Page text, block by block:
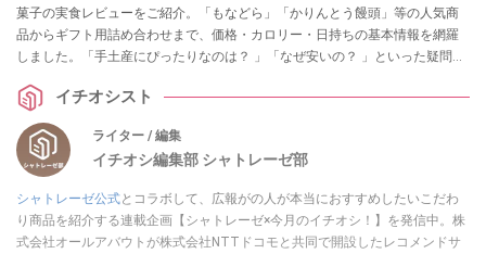
菓子の実食レビューをご紹介。「もなどら」「かりんとう饅頭」等の人気商
品からギフト用詰め合わせまで、価格・カロリー・日持ちの基本情報を網羅
しました。「手土産にぴったりなのは？ 」「なぜ安いの？ 」といった疑問に
イチオシスト
ライター / 編集
イチオシ編集部 シャトレーゼ部
シャトレーゼ公式とコラボして、広報がの人が本当におすすめしたいこだわ
り商品を紹介する連載企画【シャトレーゼ×今月のイチオシ！】を発信中。株
式会社オールアバウトが株式会社NTTドコモと共同で開設したレコメンドサ